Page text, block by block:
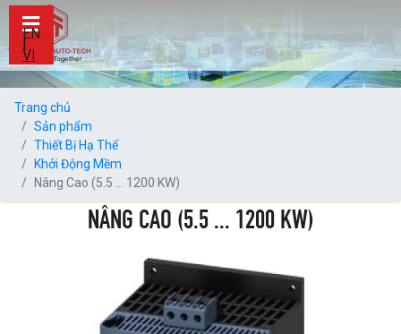
EN
VI
Trang chủ
Sản phẩm
Thiết Bị Hạ Thế
Khởi Động Mềm
Nâng Cao (5.5 ... 1200 KW)
NÂNG CAO (5.5 ... 1200 KW)